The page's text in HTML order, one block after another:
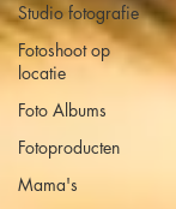
Studio fotografie
Fotoshoot op
locatie
Foto Albums
Fotoproducten
Mama's